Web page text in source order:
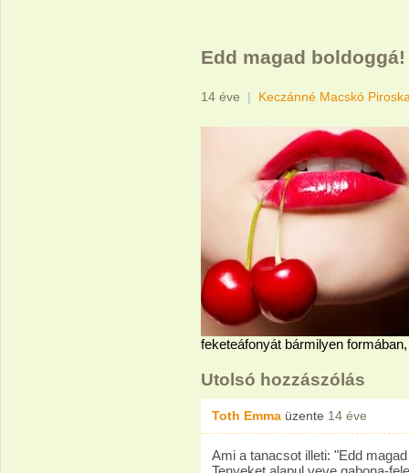
Edd magad boldoggá!
14 éve | Keczánné Macskó
feketeáfonyát bármilyen
Utolsó hozzászólás
Toth Emma üzente 14 éve
Ami a tanacsot illeti: "Edd